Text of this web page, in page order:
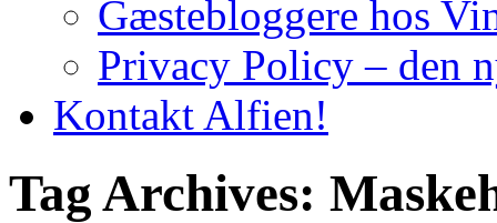
Gæstebloggere hos
Privacy Policy – den
Kontakt Alfien!
Tag Archives: